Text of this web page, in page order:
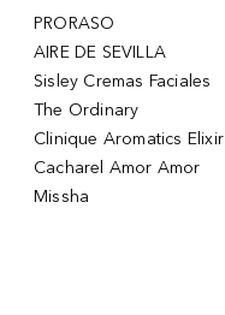
PRORASO
AIRE DE SEVILLA
Sisley Cremas Faciales
The Ordinary
Clinique Aromatics Elixir
Cacharel Amor Amor
Missha